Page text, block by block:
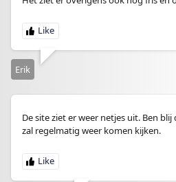
Erik
De site ziet er weer netjes uit. Ben
zal regelmatig weer komen kijken.